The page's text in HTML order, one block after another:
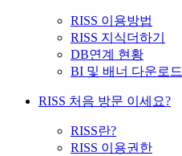
RISS 이용방법
RISS 지식더하기
DB연계 현황
BI 및 배너 다운로드
RISS 처음 방문 이세요?
RISS란?
RISS 이용권한